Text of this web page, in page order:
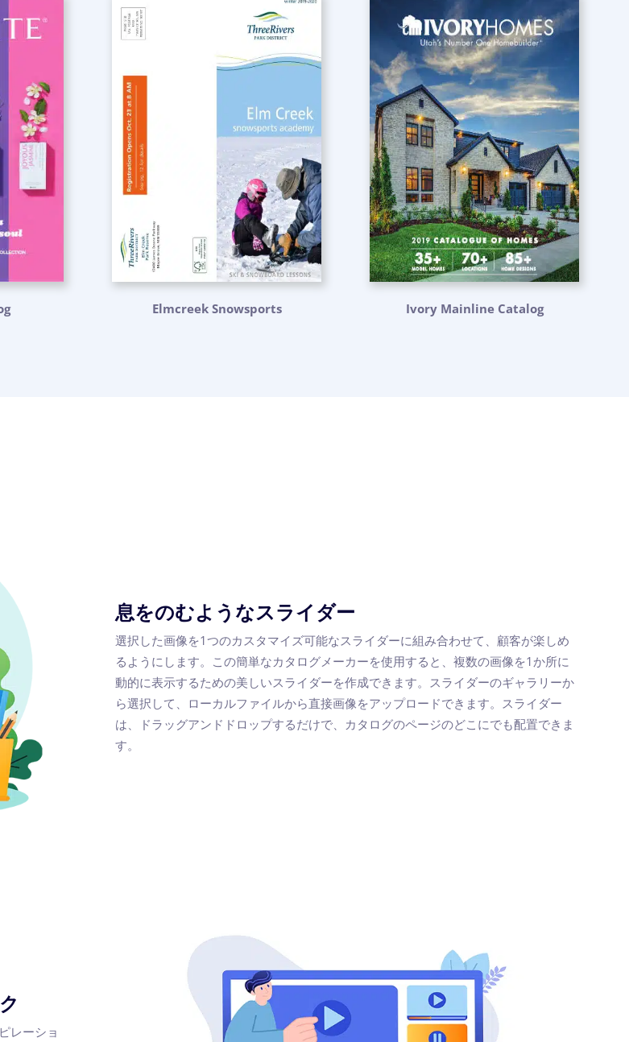
Elmcreek Snowsports Ivory Mainline Catalog
息をのむようなスライダー
選択した画像を1つのカスタマイズ可能なスライダーに組み合わせて、顧客が楽しめ
るようにします。この簡単なカタログメーカーを使用すると、複数の画像を1か所に
動的に表示するための美しいスライダーを作成できます。スライダーのギャラリーか
ら選択して、ローカルファイルから直接画像をアップロードできます。スライダー
は、ドラッグアンドドロップするだけで、カタログのページのどこにでも配置できま
す。
レーショ